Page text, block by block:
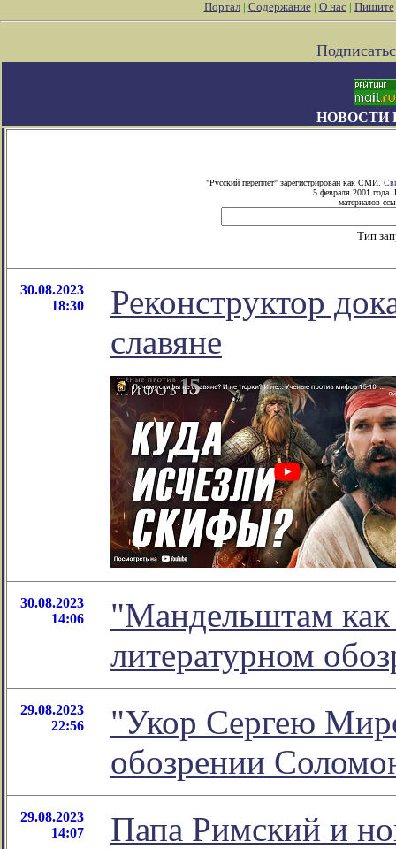
Портал| Содержание| О нас| Пишите
НОВОСТИ
"Русский переплет" зарегистрирован как СМИ.
5 февраля 2001 года.
материалов
Тип
30.08.2023
18:30
Реконструктор
славяне
30.08.2023
14:06
"Мандельштам
литературном
29.08.2023
22:56
"Укор Сергею
обозрении
29.08.2023
14:07
Папа Римский и